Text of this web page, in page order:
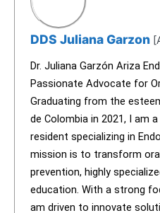
DDS Juliana Garzon
Dr. Juliana Garzón Ariza
Passionate Advocate for
Graduating from the
de Colombia in 2021, I am
resident specializing in
mission is to transform
prevention, highly
education. With a strong
am driven to innovate